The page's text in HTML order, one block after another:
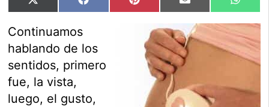
Compartir
en
X
(Twitter)
Compartir
en
Facebook Compartir
en
Pinterest Compartir
en
Email
en
Continuamos
hablando de los
sentidos, primero
fue, la vista,
luego, el gusto,